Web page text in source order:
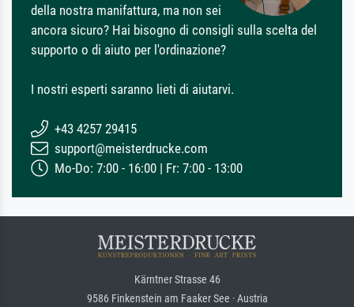
della nostra manifattura, ma non sei
ancora sicuro? Hai bisogno di consigli sulla scelta del
supporto o di aiuto per l'ordinazione?
I nostri esperti saranno lieti di aiutarvi.
+43 4257 29415
support@meisterdrucke.com
Mo-Do: 7:00 - 16:00 | Fr: 7:00 - 13:00
Kärntner Strasse 46
9586 Finkenstein am Faaker See · Austria